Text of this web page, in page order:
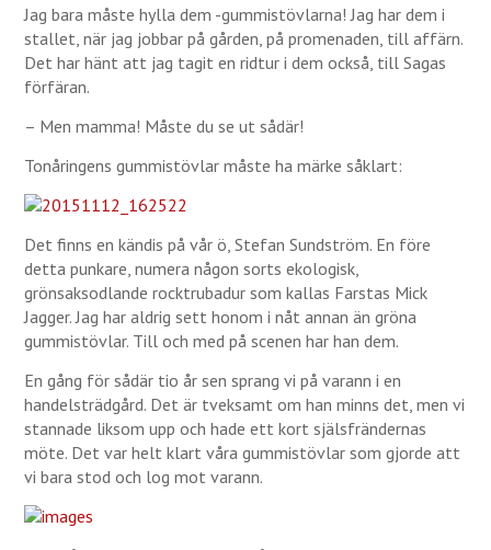
Jag bara måste hylla dem -gummistövlarna! Jag har dem i
stallet, när jag jobbar på gården, på promenaden, till affärn.
Det har hänt att jag tagit en ridtur i dem också, till Sagas
förfäran.
– Men mamma! Måste du se ut sådär!
Tonåringens gummistövlar måste ha märke såklart:
Det finns en kändis på vår ö, Stefan Sundström. En före
detta punkare, numera någon sorts ekologisk,
grönsaksodlande rocktrubadur som kallas Farstas Mick
Jagger. Jag har aldrig sett honom i nåt annan än gröna
gummistövlar. Till och med på scenen har han dem.
En gång för sådär tio år sen sprang vi på varann i en
handelsträdgård. Det är tveksamt om han minns det, men vi
stannade liksom upp och hade ett kort själsfrändernas
möte. Det var helt klart våra gummistövlar som gjorde att
vi bara stod och log mot varann.